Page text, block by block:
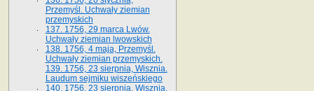
Przemyśl. Uchwały ziemian
przemyskich
137. 1756, 29 marca Lwów.
Uchwały ziemian lwowskich
138. 1756, 4 maja, Przemyśl.
Uchwały ziemian przemyskich.
139. 1756, 23 sierpnia, Wisznia.
Laudum sejmiku wiszeńskiego
140. 1756, 23 sierpnia, Wisznia.